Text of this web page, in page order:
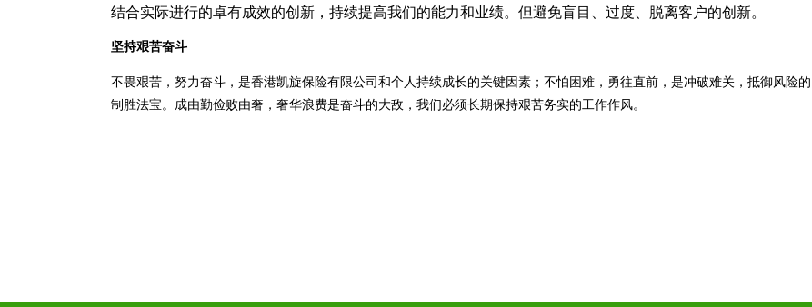
结合实际进行的卓有成效的创新，持续提高我们的能力和业绩。但避免盲目、过度、脱离客户的创新。
坚持艰苦奋斗
不畏艰苦，努力奋斗，是香港凯旋保险有限公司和个人持续成长的关键因素；不怕困难，勇往直前，是冲破难关，抵御风险的
制胜法宝。成由勤俭败由奢，奢华浪费是奋斗的大敌，我们必须长期保持艰苦务实的工作作风。